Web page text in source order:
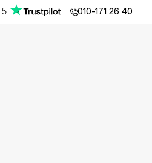
5 010-171 26 40